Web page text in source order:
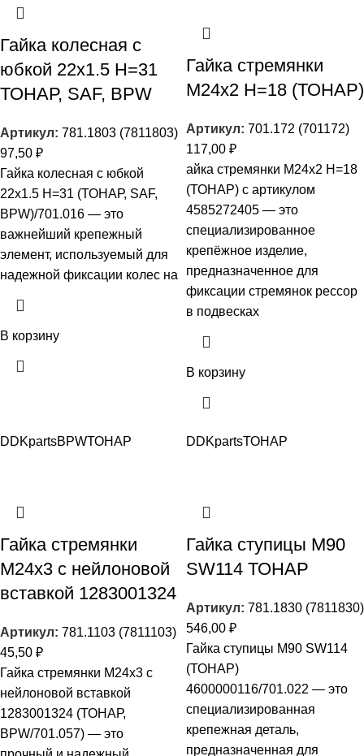
Гайка колесная с
юбкой 22х1.5 H=31
ТОНАР, SAF, BPW
Артикул: 781.1803 (7811803)
97,50 ₽
Гайка колесная с юбкой
22х1.5 H=31 (ТОНАР, SAF,
BPW)/701.016 — это
важнейший крепежный
элемент, используемый для
надежной фиксации колес на
В корзину
Гайка стремянки
М24х2 H=18 (ТОНАР)
Артикул: 701.172 (701172)
117,00 ₽
айка стремянки М24х2 H=18
(ТОНАР) с артикулом
4585272405 — это
специализированное
крепёжное изделие,
предназначенное для
фиксации стремянок рессор
в подвесках
В корзину
DDKpartsBPWТОНАР
Гайка стремянки
М24х3 с нейлоновой
вставкой 1283001324
Артикул: 781.1103 (7811103)
45,50 ₽
Гайка стремянки М24х3 с
нейлоновой вставкой
1283001324 (ТОНАР,
BPW/701.057) — это
DDKpartsТОНАР
Гайка ступицы M90
SW114 ТОНАР
Артикул: 781.1830 (7811830)
546,00 ₽
Гайка ступицы M90 SW114
(ТОНАР)
4600000116/701.022 — это
специализированная
крепежная деталь,
предназначенная для